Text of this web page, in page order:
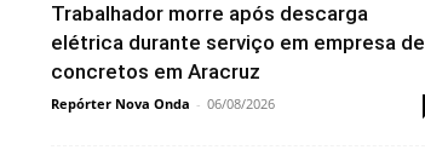
Trabalhador morre após descarga
elétrica durante serviço em empresa de
concretos em Aracruz
Repórter Nova Onda - 06/08/2026